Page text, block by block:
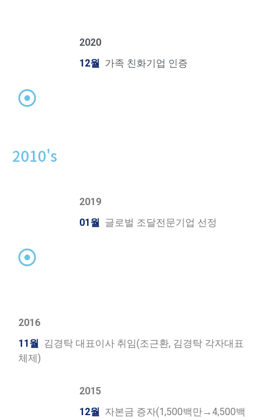
2020
12월 가족 친화기업 인증
2010's
2019
01월 글로벌 조달전문기업 선정
2016
11월 김경탁 대표이사 취임(조근환, 김경탁 각자대표
체제)
2015
12월 자본금 증자(1,500백만→4,500백